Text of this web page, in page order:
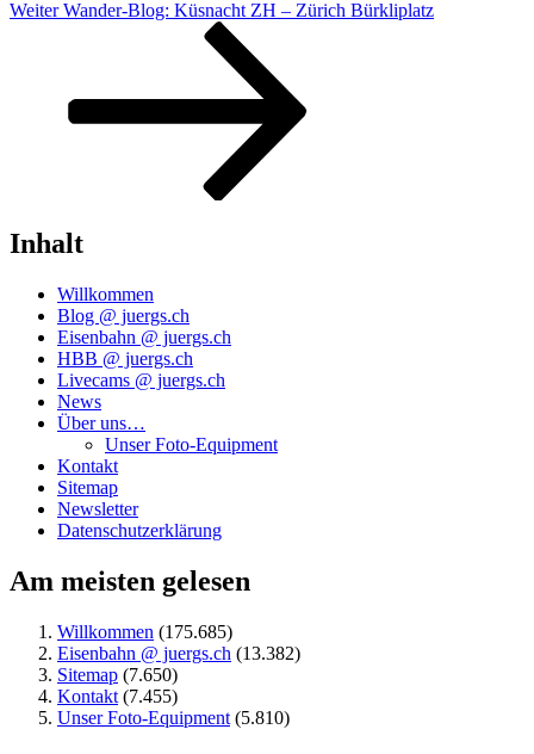
Nächster
Weiter Wander-Blog: Küsnacht ZH – Zürich Bürkliplatz
Inhalt
Willkommen
Blog @ juergs.ch
Eisenbahn @ juergs.ch
HBB @ juergs.ch
Livecams @ juergs.ch
News
Über uns…
Unser Foto-Equipment
Kontakt
Sitemap
Newsletter
Datenschutzerklärung
Am meisten gelesen
Willkommen (175.685)
Eisenbahn @ juergs.ch (13.382)
Sitemap (7.650)
Kontakt (7.455)
Unser Foto-Equipment (5.810)